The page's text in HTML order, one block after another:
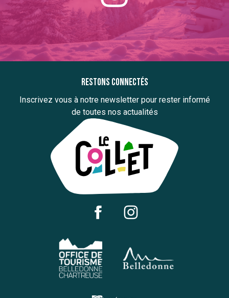
Restons connectés
Inscrivez vous à notre newsletter pour rester informé
de toutes nos actualités